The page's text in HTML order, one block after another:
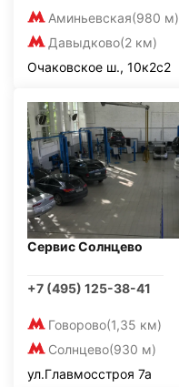
Аминьевская(980 м)
Давыдково(2 км)
Очаковское ш., 10к2с2
Сервис Солнцево
+7 (495) 125-38-41
Говорово(1,35 км)
Солнцево(930 м)
ул.Главмосстроя 7а